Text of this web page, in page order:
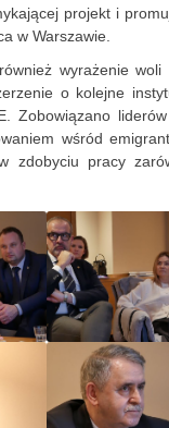
projekt i
w Warszawie.
wyrażenie woli
o kolejne
Zobowiązano
wśród
zdobyciu pracy